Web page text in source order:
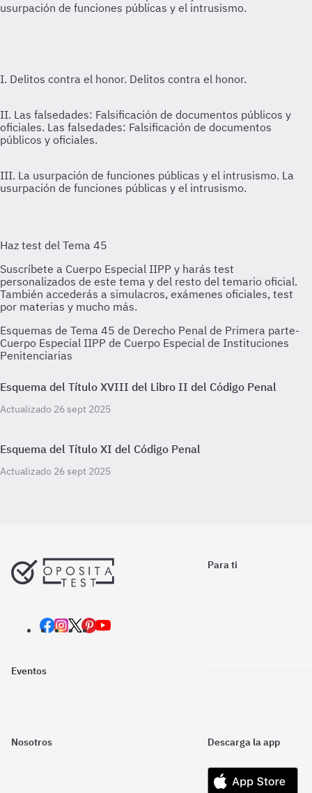
I. Delitos contra el honor. Delitos contra el honor.
II. Las falsedades: Falsificación de documentos públicos y
oficiales. Las falsedades: Falsificación de documentos
públicos y oficiales.
III. La usurpación de funciones públicas y el intrusismo. La
usurpación de funciones públicas y el intrusismo.
Esquemas de Tema 45 de Derecho Penal de Primera parte-
Cuerpo Especial IIPP de Cuerpo Especial de Instituciones
Penitenciarias
Esquema del Título XVIII del Libro II del Código Penal
Actualizado 26 sept 2025
Esquema del Título XI del Código Penal
Actualizado 26 sept 2025
Para ti
Eventos
Nosotros Descarga la app